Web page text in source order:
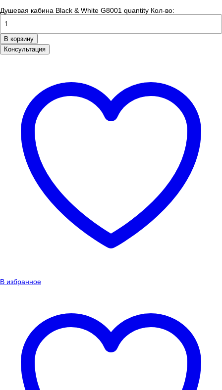
Душевая кабина Black & White G8001 quantity Кол-во:
В корзину
Консультация
В избранное